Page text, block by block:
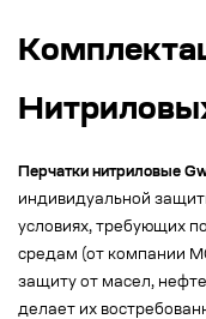
Перчатки нитриловые
индивидуальной
условиях, требующих
средам (от компании
защиту от масел,
делает их